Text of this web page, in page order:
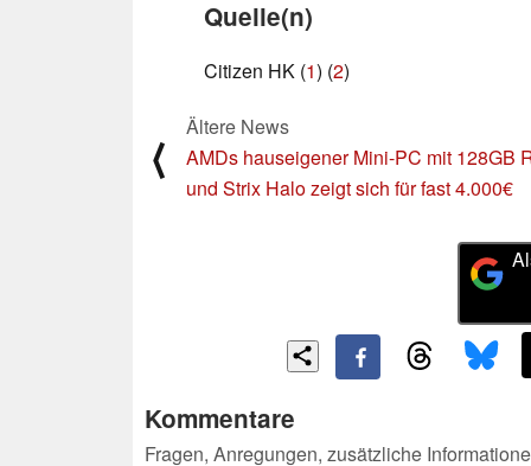
Quelle(n)
Citizen HK (1) (2)
⟨
Ältere News
AMDs hauseigener Mini-PC mit 128GB
und Strix Halo zeigt sich für fast 4.000€
Kommentare
Fragen, Anregungen, zusätzliche